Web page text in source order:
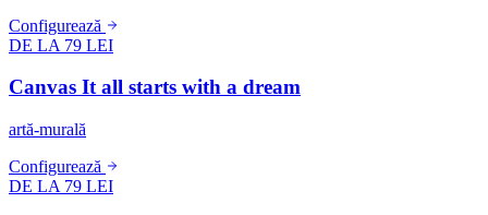
Configurează
DE LA 79 LEI
Canvas It all starts with a dream
artă-murală
Configurează
DE LA 79 LEI